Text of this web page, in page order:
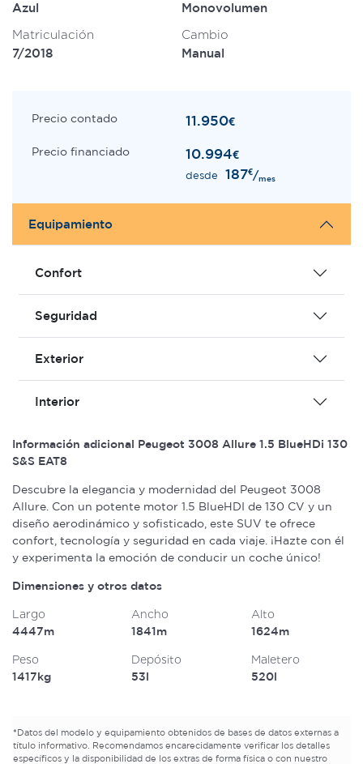
Azul Monovolumen
Matriculación
7/2018
Cambio
Manual
Precio contado 11.950€
Precio financiado 10.994€
desde 187€/mes
Equipamiento
Confort
Seguridad
Exterior
Interior
Información adicional Peugeot 3008 Allure 1.5 BlueHDi 130
S&S EAT8
Descubre la elegancia y modernidad del Peugeot 3008
Allure. Con un potente motor 1.5 BlueHDI de 130 CV y un
diseño aerodinámico y sofisticado, este SUV te ofrece
confort, tecnología y seguridad en cada viaje. ¡Hazte con él
y experimenta la emoción de conducir un coche único!
Dimensiones y otros datos
Largo
4447m
Ancho
1841m
Alto
1624m
Peso
1417kg
Depósito
53l
Maletero
520l
*Datos del modelo y equipamiento obtenidos de bases de datos externas a
título informativo. Recomendamos encarecidamente verificar los detalles
específicos y la disponibilidad de los extras de forma física o con nuestro